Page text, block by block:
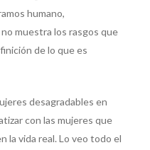
humano,
muestra los rasgos que
de lo que es
desagradables en
con las mujeres que
la vida real. Lo veo todo el